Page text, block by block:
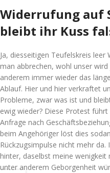
Widerrufung auf
bleibt ihr Kuss
Ja, diesseitigen Teufelskreis
man abbrechen, wohl unser
anderem immer wieder das
Ablauf. Hier und hier verkraftet
Probleme, zwar was ist und
ewig wieder? Diese Protest
Anfrage nach
beim Angehöriger löst dies
Rückzugsimpulse nicht mehr
hinter, daselbst meine
unter anderem Geborgenheit